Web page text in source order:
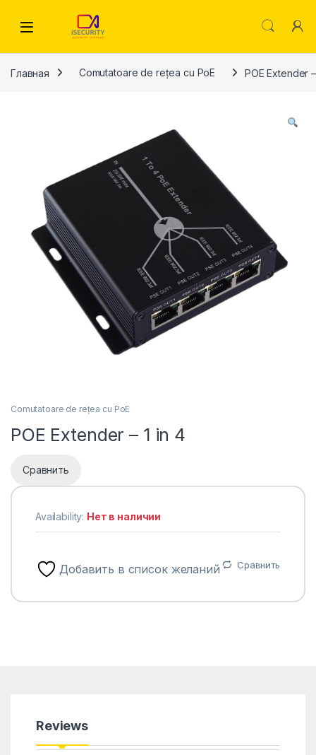
Главная Comutatoare de rețea cu PoE POE Extender
Comutatoare de rețea cu PoE
POE Extender – 1 in 4
Сравнить
Availability: Нет в наличии
Добавить в список желаний Сравнить
Reviews